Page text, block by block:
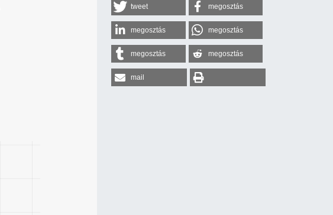
tweet megosztás
megosztás megosztás
megosztás megosztás
mail